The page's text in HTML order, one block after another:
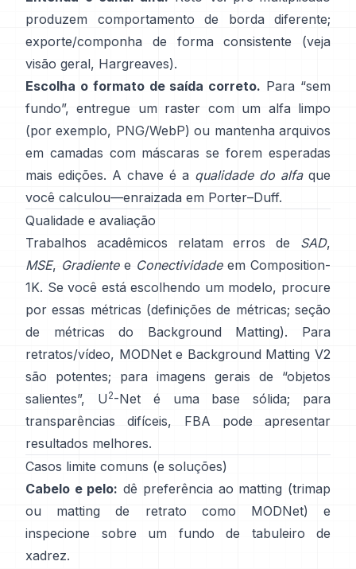
produzem comportamento de borda diferente;
exporte/componha de forma consistente (veja
visão geral, Hargreaves).
Escolha o formato de saída correto. Para “sem
fundo”, entregue um raster com um alfa limpo
(por exemplo, PNG/WebP) ou mantenha arquivos
em camadas com máscaras se forem esperadas
mais edições. A chave é a qualidade do alfaque
você calculou—enraizada em Porter–Duff.
Qualidade e avaliação
Trabalhos acadêmicos relatam erros de SAD,
MSE, Gradientee Conectividadeem Composition-
1K. Se você está escolhendo um modelo, procure
por essas métricas (definições de métricas; seção
de métricas do Background Matting). Para
retratos/vídeo, MODNete Background Matting V2
são potentes; para imagens gerais de “objetos
salientes”,
U 2-Neté uma base sólida; para
transparências difíceis,
FBA pode apresentar
resultados melhores.
Casos limite comuns (e soluções)
Cabelo e pelo: dê preferência ao matting (trimap
ou matting de retrato como
MODNet) e
inspecione sobre um fundo de tabuleiro de
xadrez.